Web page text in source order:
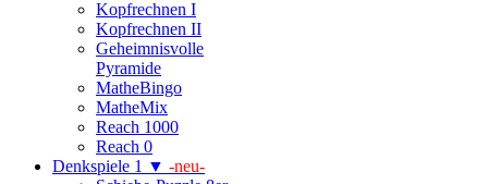
Kopfrechnen I
Kopfrechnen II
Geheimnisvolle
Pyramide
MatheBingo
MatheMix
Reach 1000
Reach 0
Denkspiele 1 ▼ -neu-